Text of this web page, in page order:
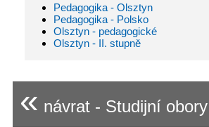
Pedagogika - Olsztyn
Pedagogika - Polsko
Olsztyn - pedagogické
Olsztyn - II. stupně
« návrat - Studijní obory